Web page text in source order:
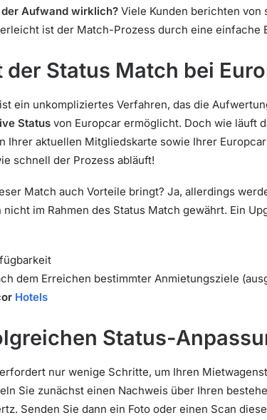
Aufwand wirklich? Viele Kunden berichten
ist der Match-Prozess durch eine einfache
Status Match bei
ein unkompliziertes Verfahren, das die
Status von Europcar ermöglicht. Doch wie läuft
Ihrer aktuellen Mitgliedskarte sowie Ihrer
schnell der Prozess abläuft!
Match auch Vorteile bringt? Ja, allerdings
im Rahmen des Status Match gewährt. Ein
dem Erreichen bestimmter Anmietungsziele
Hotels
Status-
nur wenige Schritte, um Ihren
Sie zunächst einen Nachweis über Ihren
Senden Sie dann ein Foto oder einen Scan